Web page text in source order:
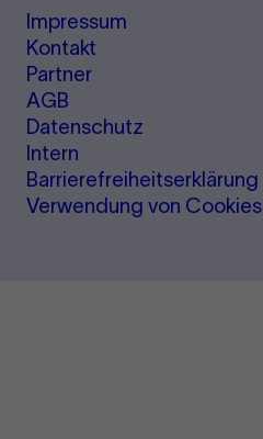
Impressum
Kontakt
Partner
AGB
Datenschutz
Intern
Barrierefreiheitserklärung
Verwendung von Cookies